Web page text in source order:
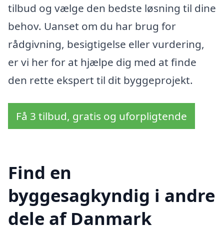
tilbud og vælge den bedste løsning til dine
behov. Uanset om du har brug for
rådgivning, besigtigelse eller vurdering,
er vi her for at hjælpe dig med at finde
den rette ekspert til dit byggeprojekt.
Få 3 tilbud, gratis og uforpligtende
Find en
byggesagkyndig i andre
dele af Danmark